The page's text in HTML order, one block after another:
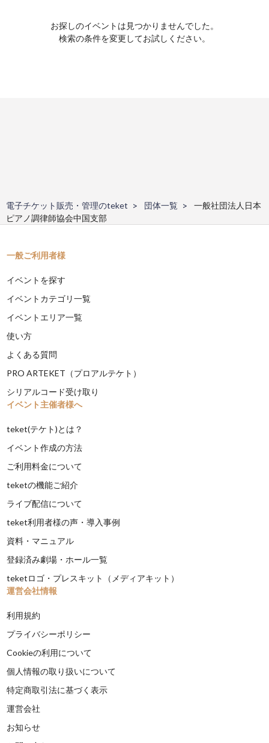
お探しのイベントは見つかりませんでした。
検索の条件を変更してお試しください。
電子チケット販売・管理のteket 団体一覧
一般社団法人日本
ピアノ調律師協会中国支部
一般ご利用者様
イベントを探す
イベントカテゴリ一覧
イベントエリア一覧
使い方
よくある質問
PRO ARTEKET（プロアルテケト）
シリアルコード受け取り
イベント主催者様へ
teket(テケト)とは？
イベント作成の方法
ご利用料金について
teketの機能ご紹介
ライブ配信について
teket利用者様の声・導入事例
資料・マニュアル
登録済み劇場・ホール一覧
teketロゴ・プレスキット（メディアキット）
運営会社情報
利用規約
プライバシーポリシー
Cookieの利用について
個人情報の取り扱いについて
特定商取引法に基づく表示
運営会社
お知らせ